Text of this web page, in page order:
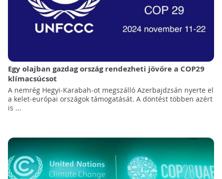
Egy olajban gazdag ország rendezheti jövőre a COP29
klímacsúcsot
A nemrég Hegyi-Karabah-ot megszálló Azerbajdzsán nyerte el
a kelet-európai országok támogatását. A döntést többen azért
is ...